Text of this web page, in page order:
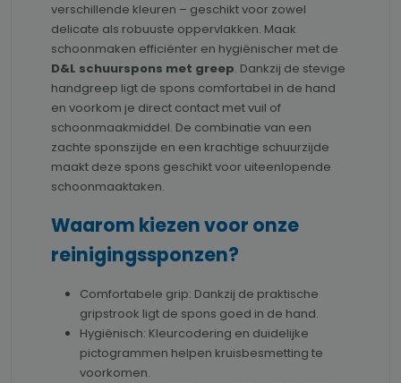
verschillende kleuren – geschikt voor zowel
delicate als robuuste oppervlakken. Maak
schoonmaken efficiënter en hygiënischer met de
D&L schuurspons met greep. Dankzij de stevige
handgreep ligt de spons comfortabel in de hand
en voorkom je direct contact met vuil of
schoonmaakmiddel. De combinatie van een
zachte sponszijde en een krachtige schuurzijde
maakt deze spons geschikt voor uiteenlopende
schoonmaaktaken.
Waarom kiezen voor onze
reinigingssponzen?
Comfortabele grip: Dankzij de praktische
gripstrook ligt de spons goed in de hand.
Hygiënisch: Kleurcodering en duidelijke
pictogrammen helpen kruisbesmetting te
voorkomen.